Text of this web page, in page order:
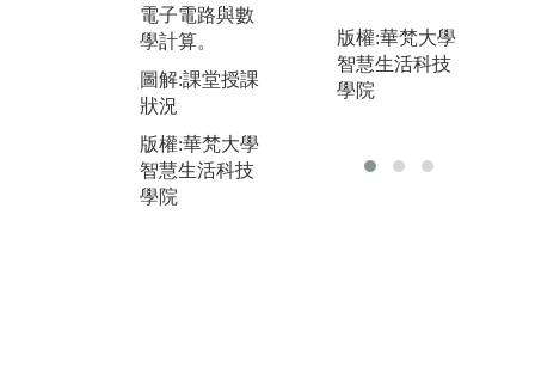
電子電路與數
學計算。
圖解:課堂授課
狀況
版權:華梵大學
智慧生活科技
學院
圖解:學生自行
研發之晶片圖
版權:華梵大學
版權:華梵大學
智慧生活科技
學院